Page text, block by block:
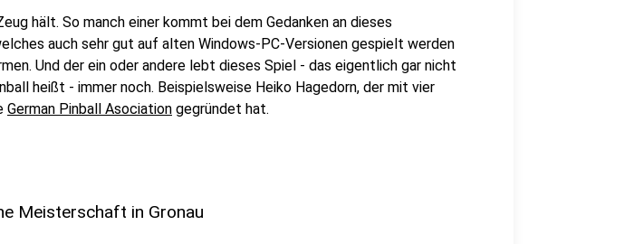
hält. So manch einer kommt bei dem Gedanken an dieses
auch sehr gut auf alten Windows-PC-Versionen gespielt werden
Und der ein oder andere lebt dieses Spiel - das eigentlich gar nicht
heißt - immer noch. Beispielsweise Heiko Hagedorn, der mit vier
German Pinball Asociation gegründet hat.
Meisterschaft in Gronau